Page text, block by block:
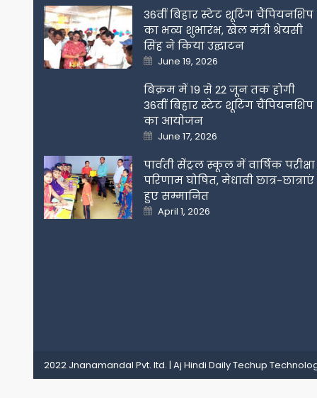
36वीं बिहार स्टेट शूटिंग चैंपियनशिप
का भव्य शुभारंभ, खेल मंत्री श्रेयसी
सिंह ने किया उद्घाटन
Posted
on
June 19, 2026
बिक्रम में 19 से 22 जून तक होगी
36वीं बिहार स्टेट शूटिंग चैंपियनशिप
का आयोजन
Posted
on
June 17, 2026
पार्वती सेंट्रल स्कूल में वार्षिक परीक्षा
परिणाम घोषित, मेधावी छात्र-छात्राएं
हुए सम्मानित
Posted
on
April 1, 2026
2022 Jnanamandal Pvt. ltd. | Aj Hindi DailyTechup